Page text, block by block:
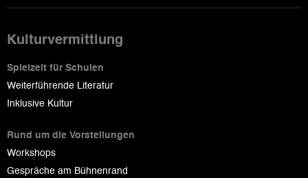
Kulturvermittlung
Spielzeit für Schulen
Weiterführende Literatur
Inklusive Kultur
Rund um die Vorstellungen
Workshops
Gespräche am Bühnenrand